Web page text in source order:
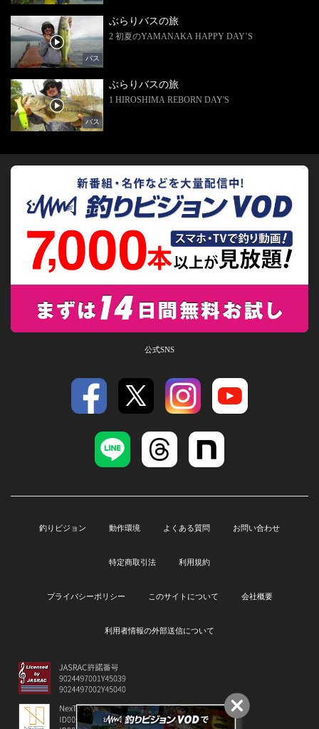
バス
ぶらりバスの旅
2 初夏のYAMANAKA HAPPY DAY’S
バス
ぶらりバスの旅
1 HIROSHIMA REBORN DAY'S
公式SNS
釣りビジョン 動作環境 よくある質問 お問い合わせ
特定商取引法 利用規約
プライバシーポリシー このサイトについて 会社概要
利用者情報の外部送信について